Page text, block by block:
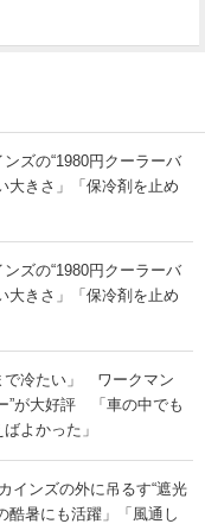
ズの“1980円クーラーバ
きさ」「保冷剤を止め
ズの“1980円クーラーバ
きさ」「保冷剤を止め
で冷たい」 ワークマン
”が大好評 「車の中でも
よかった」
インズの外に吊るす“遮光
暑にも活躍」「風通し